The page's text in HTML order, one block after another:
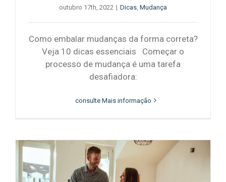
outubro 17th, 2022 | Dicas Mudança
Como embalar mudanças da forma correta?
Veja 10 dicas essenciais Começar o
processo de mudança é uma tarefa
desafiadora:
consulte Mais informação